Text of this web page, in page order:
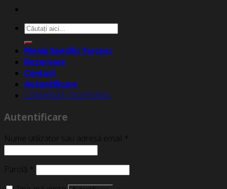
Caută
după:
Meniu Specific Turcesc
Rezervare
Contact
Autentificare
COMANDĂ TELEFONIC
Autentificare
Nume utilizator sau adresă email *
Parolă *